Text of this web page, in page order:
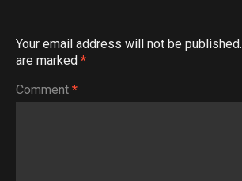
Your email address will not be published.
are marked *
Comment *